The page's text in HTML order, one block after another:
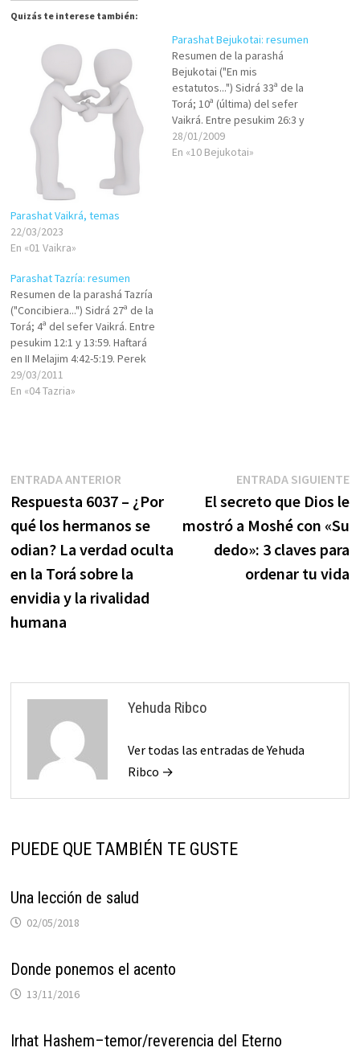
Quizás te interese también:
Parashat Vaikrá, temas
22/03/2023
En «01 Vaikra»
Parashat Bejukotai: resumen
Resumen de la parashá
Bejukotai ("En mis
estatutos...") Sidrá 33ª de la
Torá; 10ª (última) del sefer
Vaikrá. Entre pesukim 26:3 y
27:34. Haftará en Irmiá 16:19 –
17:14. Perek 26: La Torá
28/01/2009
En «10 Bejukotai»
Parashat Tazría: resumen
Resumen de la parashá Tazría
("Concibiera...") Sidrá 27ª de la
Torá; 4ª del sefer Vaikrá. Entre
pesukim 12:1 y 13:59. Haftará
en II Melajim 4:42-5:19. Perek
12: La Torá ordena que la
mujer no tenga relaciones
29/03/2011
En «04 Tazria»
Navegación
de
entradas
ENTRADA ANTERIOREntrada
anterior:
Respuesta 6037 – ¿Por
qué los hermanos se
odian? La verdad oculta
en la Torá sobre la
envidia y la rivalidad
humana
ENTRADA SIGUIENTE
El secreto que Dios le
mostró a Moshé con «Su
dedo»: 3 claves para
ordenar tu vida
Yehuda Ribco
Ver todas las entradas de Yehuda
Ribco →
PUEDE QUE TAMBIÉN TE GUSTE
Una lección de salud
02/05/2018
Donde ponemos el acento
13/11/2016
Irhat Hashem–temor/reverencia del Eterno